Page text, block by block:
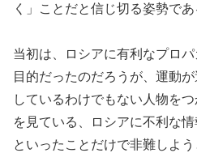
く」ことだと信じ切る姿勢であ
当初は、ロシアに有利なプロ
目的だったのだろうが、運動
しているわけでもない人物を
を見ている、ロシアに不利な
といったことだけで非難しよ